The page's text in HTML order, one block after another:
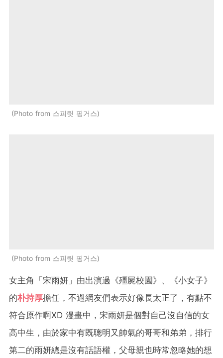
Photo from 스피릿 핑거스
Photo from 스피릿 핑거스
女主角「宋雨妍」由出演過《殭屍校園》、《小女子》
的朴持厚擔任，不過網友們表示好像長太正了，有點不
符合原作啊XD 漫畫中，宋雨妍是個對自己沒自信的女
高中生，由於家中有既聰明又帥氣的哥哥和弟弟，排行
第二的雨妍總是沒有話語權，父母親也時常忽略她的想